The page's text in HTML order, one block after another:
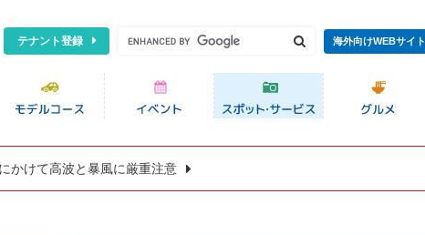
テナント登録 海外向けWEBサイト
かけて高波と暴風に厳重注意